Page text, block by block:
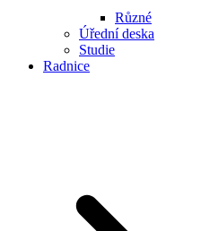
Různé
Úřední deska
Studie
Radnice